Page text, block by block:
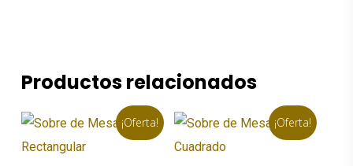
Productos relacionados
¡Oferta! ¡Oferta!